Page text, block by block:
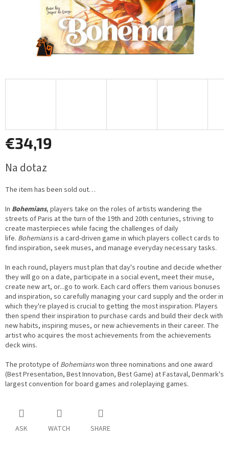
€34,19
price:
Na dotaz
The item has been sold out…
In Bohemians, players take on the roles of artists wandering the
streets of Paris at the turn of the 19th and 20th centuries, striving to
create masterpieces while facing the challenges of daily
life. Bohemiansis a card-driven game in which players collect cards to
find inspiration, seek muses, and manage everyday necessary tasks.
In each round, players must plan that day's routine and decide whether
they will go on a date, participate in a social event, meet their muse,
create new art, or...go to work. Each card offers them various bonuses
and inspiration, so carefully managing your card supply and the order in
which they're played is crucial to getting the most inspiration. Players
then spend their inspiration to purchase cards and build their deck with
new habits, inspiring muses, or new achievements in their career. The
artist who acquires the most achievements from the achievements
deck wins.
The prototype of Bohemianswon three nominations and one award
(Best Presentation, Best Innovation, Best Game) at Fastaval, Denmark's
largest convention for board games and roleplaying games.
ASK WATCH SHARE